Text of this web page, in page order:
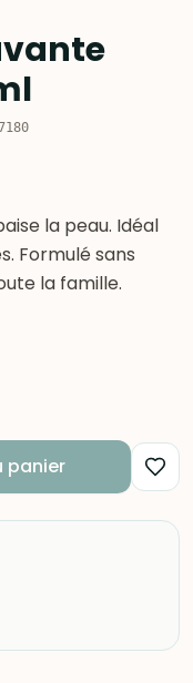
la peau. Idéal
Formulé sans
la famille.
panier